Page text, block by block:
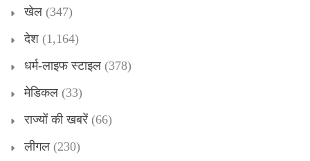
खेल (347)
देश (1,164)
धर्म-लाइफ स्टाइल (378)
मेडिकल (33)
राज्यों की खबरें (66)
लीगल (230)